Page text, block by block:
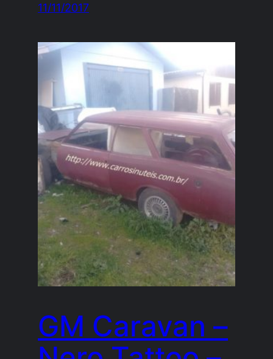
11/11/2017
GM Caravan –